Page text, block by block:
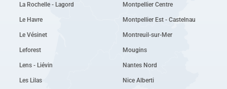
La Rochelle - Lagord
Le Havre
Le Vésinet
Leforest
Lens - Liévin
Les Lilas
Montpellier Centre
Montpellier Est - Castelnau
Montreuil-sur-Mer
Mougins
Nantes Nord
Nice Alberti